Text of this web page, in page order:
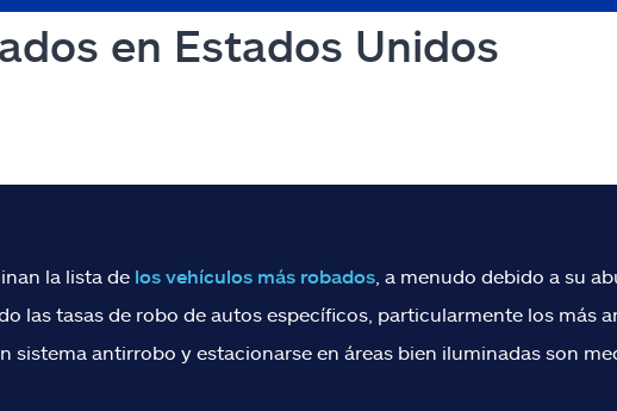
en Estados Unidos
la lista de los vehículos más robados , a menudo debido a su
las tasas de robo de autos específicos, particularmente los más
sistema antirrobo y estacionarse en áreas bien iluminadas son